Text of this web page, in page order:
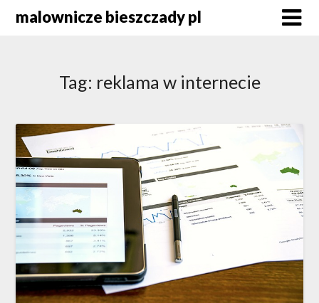
malownicze bieszczady pl
Tag: reklama w internecie